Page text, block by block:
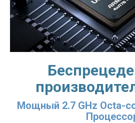
Мощный 2.7 GHz Octa-